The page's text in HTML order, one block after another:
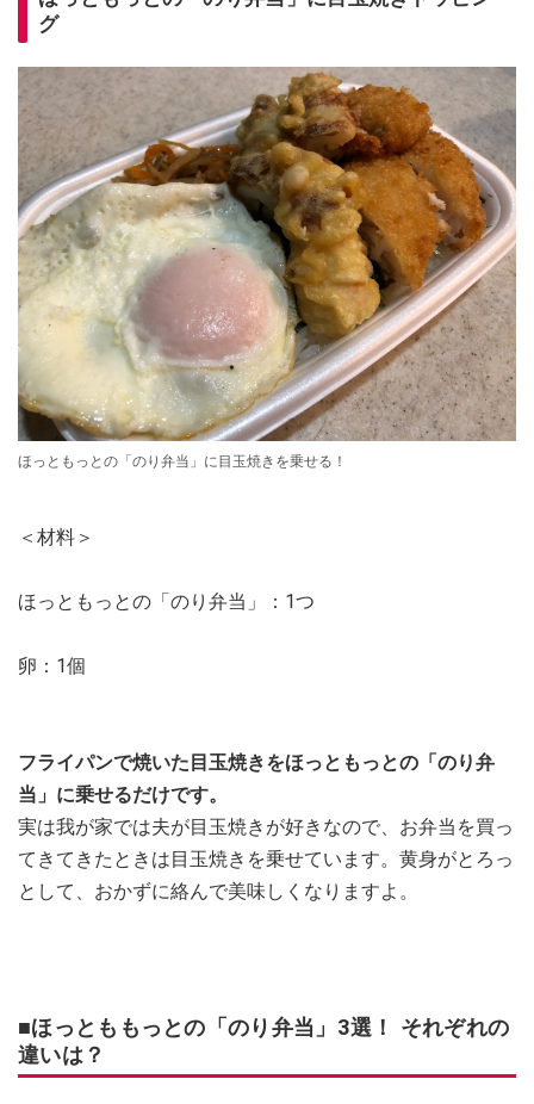
グ
ほっともっとの「のり弁当」に目玉焼きを乗せる！
＜材料＞
ほっともっとの「のり弁当」：1つ
卵：1個
フライパンで焼いた目玉焼きをほっともっとの「のり弁
当」に乗せるだけです。
実は我が家では夫が目玉焼きが好きなので、お弁当を買っ
てきてきたときは目玉焼きを乗せています。黄身がとろっ
として、おかずに絡んで美味しくなりますよ。
■ほっとももっとの「のり弁当」3選！ それぞれの
違いは？